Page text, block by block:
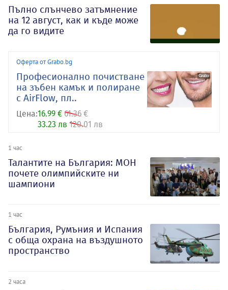
Пълно слънчево затъмнение
на 12 август, как и къде може
да го видите
Оферта от Grabo.bg
Професионално почистване
на зъбен камък и полиране
с AirFlow, пл..
Цена:16.99 € 61.36 €
33.23 лв 120.01 лв
1 час
Талантите на България: МОН
почете олимпийските ни
шампиони
1 час
България, Румъния и Испания
с обща охрана на въздушното
пространство
2 часа